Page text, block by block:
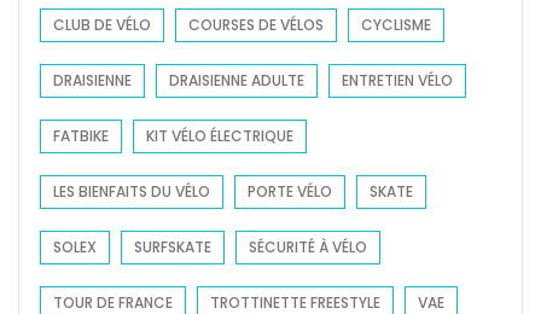
CLUB DE VÉLO COURSES DE VÉLOS CYCLISME
DRAISIENNE DRAISIENNE ADULTE ENTRETIEN VÉLO
FATBIKE KIT VÉLO ÉLECTRIQUE
LES BIENFAITS DU VÉLO PORTE VÉLO SKATE
SOLEX SURFSKATE SÉCURITÉ À VÉLO
TOUR DE FRANCE TROTTINETTE FREESTYLE VAE